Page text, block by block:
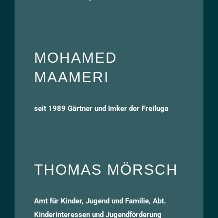
MOHAMED
MAAMERI
seit 1989 Gärtner und Imker der Freiluga
THOMAS MÖRSCH
Amt für Kinder, Jugend und Familie, Abt.
Kinderinteressen und Jugendförderung